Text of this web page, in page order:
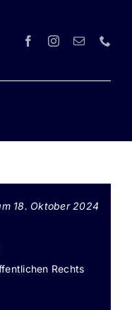
18. Oktober 2024
Rechts